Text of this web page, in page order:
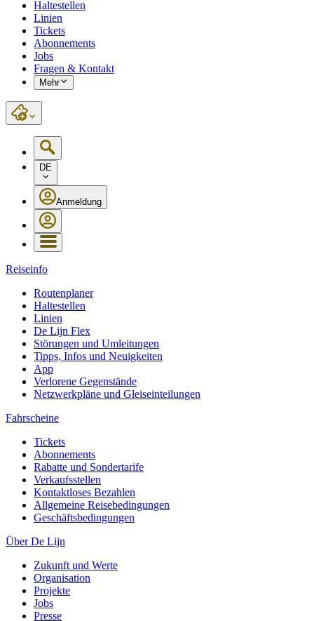
Haltestellen
Linien
Tickets
Abonnements
Jobs
Fragen & Kontakt
Mehr
DE
Anmeldung
Reiseinfo
Routenplaner
Haltestellen
Linien
De Lijn Flex
Störungen und Umleitungen
Tipps, Infos und Neuigkeiten
App
Verlorene Gegenstände
Netzwerkpläne und Gleiseinteilungen
Fahrscheine
Tickets
Abonnements
Rabatte und Sondertarife
Verkaufsstellen
Kontaktloses Bezahlen
Allgemeine Reisebedingungen
Geschäftsbedingungen
Über De Lijn
Zukunft und Werte
Organisation
Projekte
Jobs
Presse